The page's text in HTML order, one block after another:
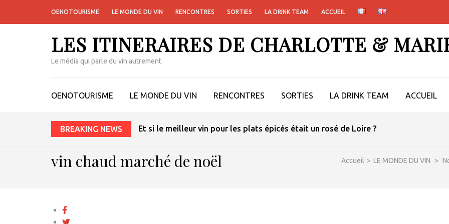
OENOTOURISME LE MONDE DU VIN RENCONTRES SORTIES LA DRINK TEAM ACCUEIL
LES ITINERAIRES DE CHARLOTTE &
Le média qui parle du vin autrement.
OENOTOURISME LE MONDE DU VIN RENCONTRES SORTIES LA DRINK TEAM ACCUEIL
BREAKING NEWS Et si le meilleur vin pour les plats épicés était un rosé de Loire ?
Accueil > LE MONDE DU VIN >
vin chaud marché de noël